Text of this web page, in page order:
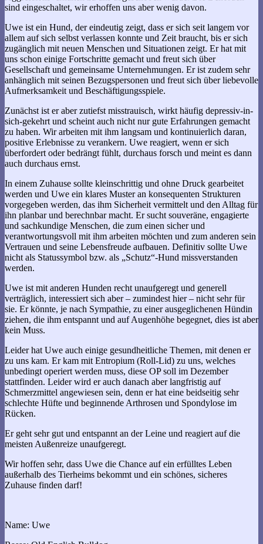
sind eingeschaltet, wir erhoffen uns aber wenig davon.
Uwe ist ein Hund, der eindeutig zeigt, dass er sich seit langem vor
allem auf sich selbst verlassen konnte und Zeit braucht, bis er sich
zugänglich mit neuen Menschen und Situationen zeigt. Er hat mit
uns schon einige Fortschritte gemacht und freut sich über
Gesellschaft und gemeinsame Unternehmungen. Er ist zudem sehr
anhänglich mit seinen Bezugspersonen und freut sich über liebevolle
Aufmerksamkeit und Beschäftigungsspiele.
Zunächst ist er aber zutiefst misstrauisch, wirkt häufig depressiv-in-
sich-gekehrt und scheint auch nicht nur gute Erfahrungen gemacht
zu haben. Wir arbeiten mit ihm langsam und kontinuierlich daran,
positive Erlebnisse zu verankern. Uwe reagiert, wenn er sich
überfordert oder bedrängt fühlt, durchaus forsch und meint es dann
auch durchaus ernst.
In einem Zuhause sollte kleinschrittig und ohne Druck gearbeitet
werden und Uwe ein klares Muster an konsequenten Strukturen
vorgegeben werden, das ihm Sicherheit vermittelt und den Alltag für
ihn planbar und berechnbar macht. Er sucht souveräne, engagierte
und sachkundige Menschen, die zum einen sicher und
verantwortungsvoll mit ihm arbeiten möchten und zum anderen sein
Vertrauen und seine Lebensfreude aufbauen. Definitiv sollte Uwe
nicht als Statussymbol bzw. als „Schutz“-Hund missverstanden
werden.
Uwe ist mit anderen Hunden recht unaufgeregt und generell
verträglich, interessiert sich aber – zumindest hier – nicht sehr für
sie. Er könnte, je nach Sympathie, zu einer ausgeglichenen Hündin
ziehen, die ihm entspannt und auf Augenhöhe begegnet, dies ist aber
kein Muss.
Leider hat Uwe auch einige gesundheitliche Themen, mit denen er
zu uns kam. Er kam mit Entropium (Roll-Lid) zu uns, welches
unbedingt operiert werden muss, diese OP soll im Dezember
stattfinden. Leider wird er auch danach aber langfristig auf
Schmerzmittel angewiesen sein, denn er hat eine beidseitig sehr
schlechte Hüfte und beginnende Arthrosen und Spondylose im
Rücken.
Er geht sehr gut und entspannt an der Leine und reagiert auf die
meisten Außenreize unaufgeregt.
Wir hoffen sehr, dass Uwe die Chance auf ein erfülltes Leben
außerhalb des Tierheims bekommt und ein schönes, sicheres
Zuhause finden darf!
Name: Uwe